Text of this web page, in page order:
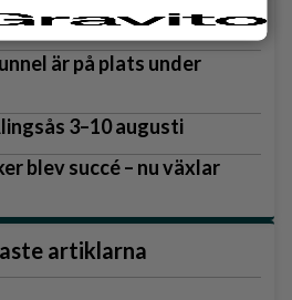
tre denna veckan
är på plats under
3–10 augusti
blev succé – nu växlar
artiklarna